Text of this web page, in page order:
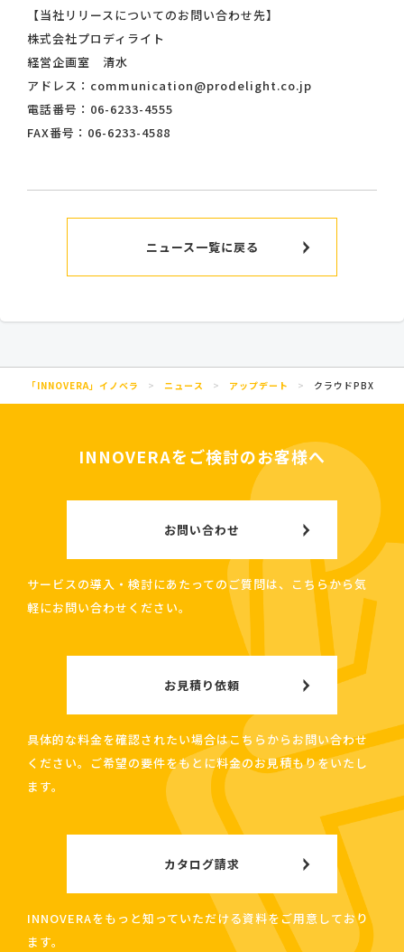
【当社リリースについてのお問い合わせ先】
株式会社プロディライト
経営企画室 清水
アドレス：communication@prodelight.co.jp
電話番号：06-6233-4555
FAX番号：06-6233-4588
ニュース一覧に戻る
「INNOVERA」イノベラ > ニュース > アップデート > クラウドPBX「
INNOVERAをご検討のお客様へ
お問い合わせ
サービスの導入・検討にあたってのご質問は、こちらから気
軽にお問い合わせください。
お見積り依頼
具体的な料金を確認されたい場合はこちらからお問い合わせ
ください。ご希望の要件をもとに料金のお見積もりをいたし
ます。
カタログ請求
INNOVERAをもっと知っていただける資料をご用意しており
ます。